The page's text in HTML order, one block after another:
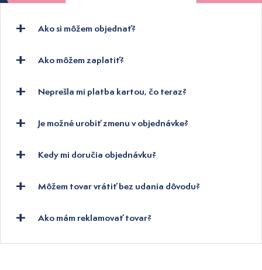
Ako si môžem objednať?
Ako môžem zaplatiť?
Neprešla mi platba kartou, čo teraz?
Je možné urobiť zmenu v objednávke?
Kedy mi doručia objednávku?
Môžem tovar vrátiť bez udania dôvodu?
Ako mám reklamovať tovar?